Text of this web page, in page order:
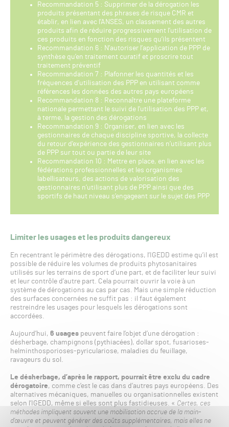
Recommandation 5 : Supprimer de la dérogation les
produits présentant des phrases de risque CMR et
établir, en lien avec l’ANSES, un classement des autres
produits afin de réduire progressivement l’utilisation de
ces produits en fonction des risques qu’ils présentent
Recommandation 6 : N’autoriser l’application de PPP de
synthèse qu’en traitement curatif et proscrire tout
traitement préventif
Recommandation 7 : Plafonner les quantités et les
fréquences d’utilisation des PPP en utilisant comme
références les données des autres pays européens
Recommandation 8 : Reconnaître une plateforme
nationale permettant le suivi de l’utilisation des PPP et,
à terme, la gestion des dérogations
Recommandation 9 : Organiser, en lien avec les
gestionnaires de chaque discipline sportive, la collecte
du retour d’expérience des gestionnaires n’utilisant plus
de PPP sur tout ou partie de leur site
Recommandation 10 : Mettre en place, en lien avec les
fédérations professionnelles et les organismes
labellisateurs, des actions de valorisation des
gestionnaires n’utilisant plus de PPP ainsi que des
sportifs de haut niveau s’engageant sur le sujet des PPP
Limiter les usages et les produits dangereux
En recentrant le périmètre des dérogations, l’IGEDD estime qu’il est
possible de réduire les volumes de produits phytosanitaires
utilisés sur les terrains de sport d’une part, et de faciliter leur suivi
et leur contrôle d’autre part. Cela pourrait ouvrir la voie à un
système de dérogations au cas par cas. Mais une simple réduction
des surfaces concernées ne suffit pas : il faut également
restreindre les usages pour lesquels les dérogations sont
accordées.
Aujourd’hui, 6 usagespeuvent faire l’objet d’une dérogation :
désherbage, champignons (pythiacées), dollar spot, fusarioses-
helminthosporioses-pyriculariose, maladies du feuillage,
ravageurs du sol.
Le désherbage, d’après le rapport, pourrait être exclu du cadre
dérogatoire, comme c’est le cas dans d’autres pays européens. Des
alternatives mécaniques, manuelles ou organisationnelles existent
selon l’IGEDD, même si elles sont plus fastidieuses. « Certes, ces
méthodes impliquent souvent une mobilisation accrue de la main-
d’œuvre et peuvent générer des coûts supplémentaires, mais elles ne